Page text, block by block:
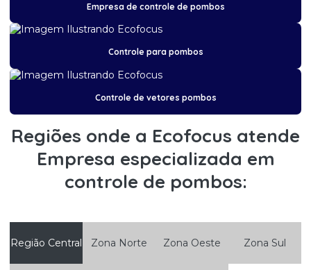
Controle de pragas ratos
Controle de pragas urbanas cupim
Controle de pragas urbanas desratização
Controle de pragas urbanas escorpião
Controle de pragas urbanas formigas
Controle de pragas urbanas pombos
Controle de pragas urbanas ratos
Empresa de controle de pombos
Controle para pombos
Controle de vetores pombos
Regiões onde a Ecofocus atende
Empresa especializada em
controle de pombos:
Região Central Zona Norte Zona Oeste Zona Sul